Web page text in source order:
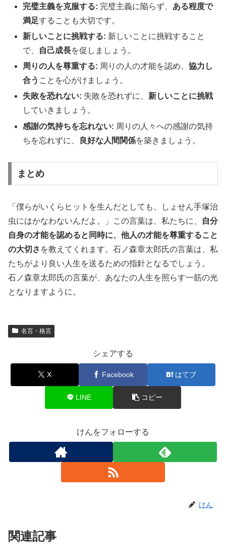
完璧主義を克服する: 完璧主義に陥らず、 ある程度で
満足することも大切です。
新しいことに挑戦する: 新しいことに挑戦すること
で、
自己成長を促しましょう。
周りの人を尊重する: 周りの人の才能を認め、協力し
合う ことを心がけましょう。
失敗を恐れない: 失敗を恐れずに、 新しいことに挑戦
していきましょう。
感謝の気持ちを忘れない: 周りの人々への感謝の気持
ちを忘れずに、
良好な人間関係を築きましょう。
まとめ
「僕らがいくらヒットを生んだとしても、しょせん手塚治
虫にはかなわないんだよ。」この言葉は、私たちに、
自分
自身の才能を認めると同時に、他人の才能を尊重すること
の大切さ を教えてくれます。石ノ森章太郎氏の言葉は、私
たちがより良い人生を送るための指針となるでしょう。
石ノ森章太郎氏の言葉が、あなたの人生を照らす一筋の光
となりますように。
名言・格言
シェアする
X Facebook はてブ
LINE コピー
けんをフォローする
けん
関連記事